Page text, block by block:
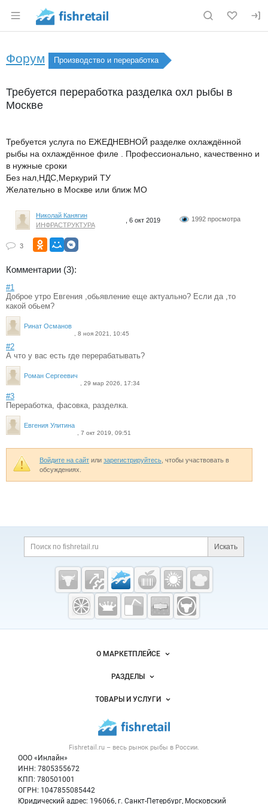
Раздел навигации по сайту fishretail.ru
Форум Производство и переработка
Требуется переработка разделка охл рыбы в
Москве
Требуется услуга по ЕЖЕДНЕВНОЙ разделке охлаждённой
рыбы на охлаждённое филе . Профессионально, качественно и
в нужные сроки
Без нал,НДС,Меркурий ТУ
Желательно в Москве или ближ МО
Николай Канягин
ИНФРАСТРУКТУРА
, 6 окт 2019 1992 просмотра
3
Комментарии (3):
#1
Доброе утро Евгения ,обьявление еще актуально? Если да ,то
какой обьем?
Ринат Османов
, 8 ноя 2021, 10:45
#2
А что у вас есть где перерабатывать?
Роман Сергеевич
, 29 мар 2026, 17:34
#3
Переработка, фасовка, разделка.
Евгения Улитина
, 7 окт 2019, 09:51
Войдите на сайт или зарегистрируйтесь , чтобы участвовать в
обсуждениях.
Дополнительная информация
Поиск по сайту и
Искать
Cсылки на полезные проекты
Fishretail.ru —
рыба,
морепродукты
Важные разделы и контакты
Fishretail.ru – весь рынок рыбы в России.
ООО «Инлайн»
ИНН: 7805355672
КПП: 780501001
ОГРН: 1047855085442
Юридический адрес: 196066, г. Санкт-Петербург, Московский
Навигация по сайтуО МАРКЕТПЛЕЙСЕ
Новости Fishretail.ru
Размещение рекламы
Публичная оферта
Контактная информация
Политика обработки персональных данных
РАЗДЕЛЫ
Объявления
Новости рынка
ТОВАРЫ И УСЛУГИ
Рыба
Икра